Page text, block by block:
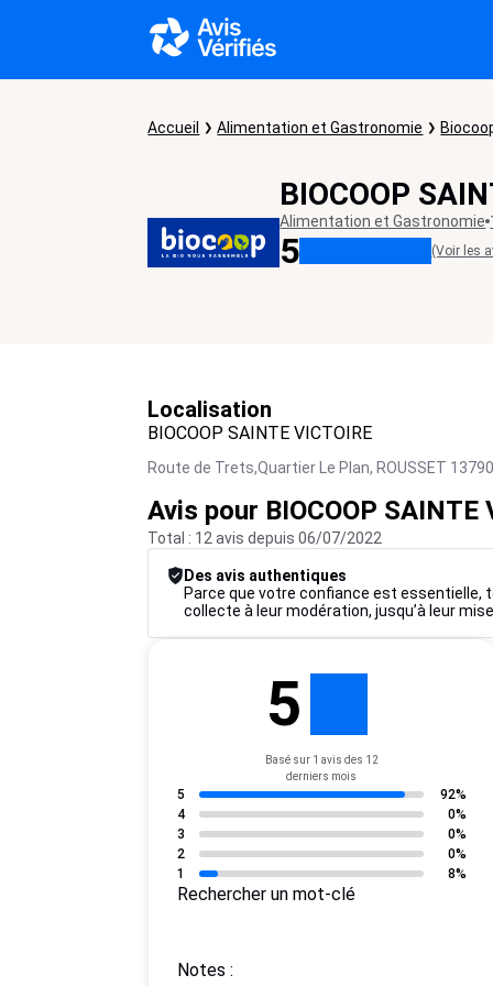
Accueil Alimentation et Gastronomie
BIOCOOP
Alimentation et Gastronomie
5 (Voir les
Localisation
BIOCOOP SAINTE VICTOIRE
Route de Trets,Quartier Le Plan, ROUSSET 13790
Avis pour BIOCOOP SAINTE
Total : 12 avis depuis 06/07/2022
Des avis authentiques
Parce que votre confiance est essentielle,
collecte à leur modération, jusqu’à leur
5
Basé sur 1 avis des 12
derniers mois
5
92%
4
0%
3
0%
2
0%
1
8%
Rechercher un mot-clé
Notes :